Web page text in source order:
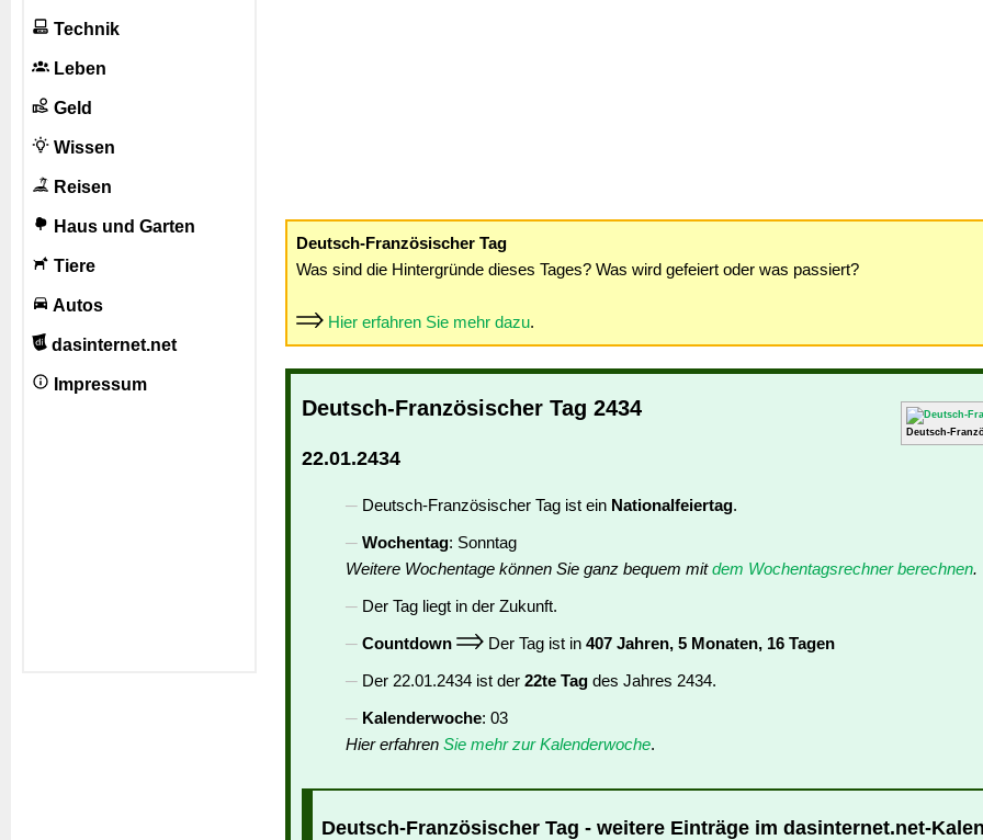
Technik
Leben
Geld
Wissen
Reisen
Haus und Garten
Tiere
Autos
dasinternet.net
Impressum
Deutsch-Französischer Tag
Was sind die Hintergründe dieses Tages? Was wird gefeiert oder was passiert?
Hier erfahren Sie mehr dazu.
Deutsch-
Deutsch-Französischer Tag 2434
22.01.2434
Deutsch-Französischer Tag ist ein Nationalfeiertag.
Wochentag: Sonntag
Weitere Wochentage können Sie ganz bequem mitdem Wochentagsrechner berechnen.
Der Tag liegt in der Zukunft.
Countdown
Der Tag ist in 407 Jahren, 5 Monaten, 16 Tagen
Der 22.01.2434 ist der 22te Tag des Jahres 2434.
Kalenderwoche: 03
Hier erfahren Sie mehr zur Kalenderwoche.
Deutsch-Französischer Tag - weitere Einträge im dasinternet.net-